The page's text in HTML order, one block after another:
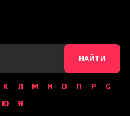
НАЙТИ
К Л М Н О П Р
С
Ю
Я